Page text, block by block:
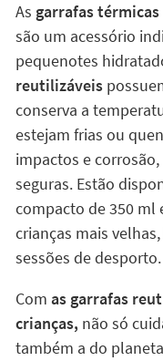
As garrafas
são um acessório
pequenotes
reutilizáveis
conserva a
estejam frias ou
impactos e
seguras. Estão
compacto de 350 ml
crianças mais
sessões de desporto.
Com as garrafas
crianças, não só
também a do